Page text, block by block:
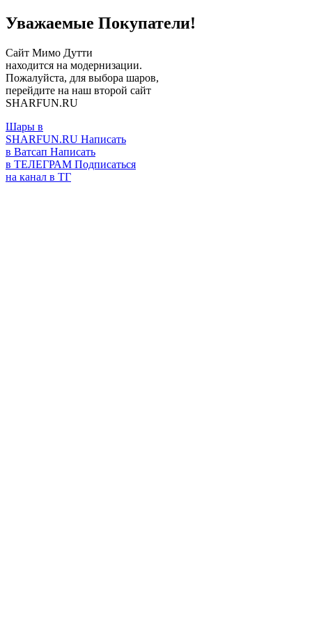
Уважаемые Покупатели!
Сайт Мимо Дутти
находится на модернизации.
Пожалуйста, для выбора шаров,
перейдите на наш второй сайт
SHARFUN.RU
Шары в
SHARFUN.RU Написать
в Ватсап Написать
в ТЕЛЕГРАМ Подписаться
на канал в ТГ